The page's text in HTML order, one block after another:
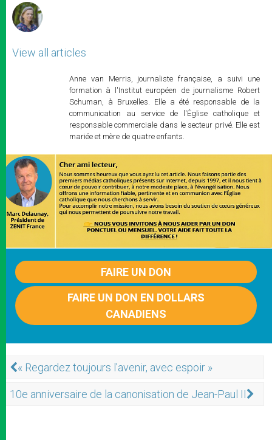
View all articles
Anne van Merris, journaliste française, a suivi une
formation à l'Institut européen de journalisme Robert
Schuman, à Bruxelles. Elle a été responsable de la
communication au service de l'Église catholique et
responsable commerciale dans le secteur privé. Elle est
mariée et mère de quatre enfants.
FAIRE UN DON
FAIRE UN DON EN DOLLARS
CANADIENS
« Regardez toujours l'avenir, avec espoir »
10e anniversaire de la canonisation de Jean-Paul II